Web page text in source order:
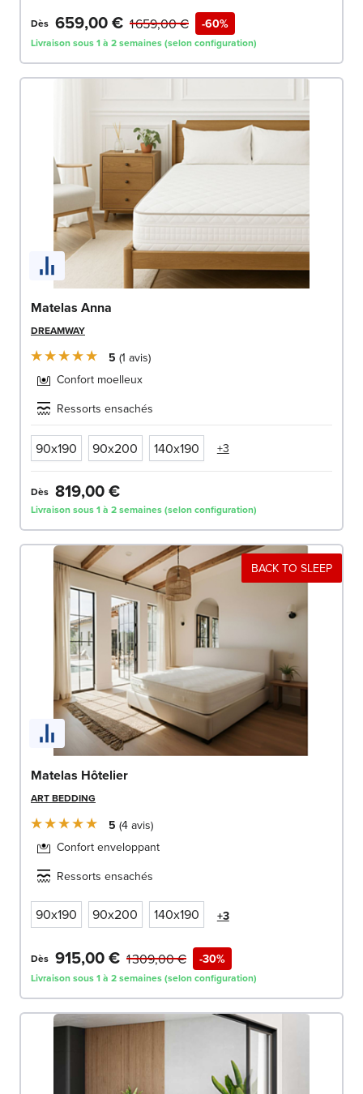
Dès 659,00 € -60%
1 659,00 €
Livraison sous 1 à 2 semaines (selon configuration)
Matelas Anna
DREAMWAY
5 1 avis
Confort moelleux
Ressorts ensachés
90x190 90x200 140x190 +3
Dès 819,00 €
Livraison sous 1 à 2 semaines (selon configuration)
BACK TO SLEEP
Matelas Hôtelier
ART BEDDING
5 4 avis
Confort enveloppant
Ressorts ensachés
90x190 90x200 140x190 +3
Dès 915,00 € -30%
1 309,00 €
Livraison sous 1 à 2 semaines (selon configuration)